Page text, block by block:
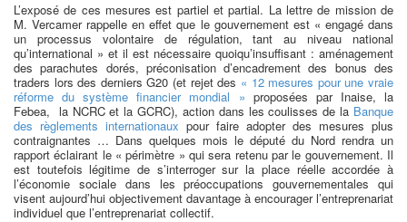
L’exposé de ces mesures est partiel et partial. La lettre de mission de
M. Vercamer rappelle en effet que le gouvernement est « engagé dans
un processus volontaire de régulation, tant au niveau national
qu’international » et il est nécessaire quoiqu’insuffisant : aménagement
des parachutes dorés, préconisation d’encadrement des bonus des
traders lors des derniers G20 (et rejet des « 12 mesures pour une vraie
réforme du système financier mondial » proposées par Inaise, la
Febea, la NCRC et la GCRC), action dans les coulisses de la Banque
des règlements internationaux pour faire adopter des mesures plus
contraignantes … Dans quelques mois le député du Nord rendra un
rapport éclairant le « périmètre » qui sera retenu par le gouvernement. Il
est toutefois légitime de s’interroger sur la place réelle accordée à
l’économie sociale dans les préoccupations gouvernementales qui
visent aujourd’hui objectivement davantage à encourager l’entreprenariat
individuel que l’entreprenariat collectif.